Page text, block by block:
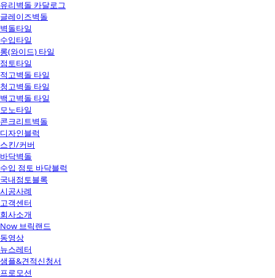
유리벽돌 카달로그
글레이즈벽돌
벽돌타일
수입타일
롱(와이드) 타일
점토타일
적고벽돌 타일
청고벽돌 타일
백고벽돌 타일
모노타일
콘크리트벽돌
디자인블럭
스킨/커버
바닥벽돌
수입 점토 바닥블럭
국내점토블록
시공사례
고객센터
회사소개
Now 브릭랜드
동영상
뉴스레터
샘플&견적신청서
프로모션